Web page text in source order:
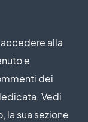
alla
e
dei
Vedi
la sua sezione